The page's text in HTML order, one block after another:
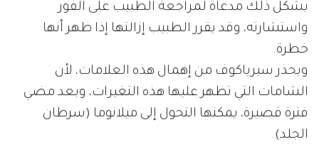
يشكل ذلك مدعاة لمراجعة الطبيب على الفور
واستشارته، وقد يقرر الطبيب إزالتها إذا ظهر أنها
خطرة.
ويحذر سيرياكوف من إهمال هذه العلامات، لأن
الشامات التي تظهر عليها هذه التغيرات، وبعد مضي
فترة قصيرة، يمكنها التحول إلى ميلانوما (سرطان
الجلد).